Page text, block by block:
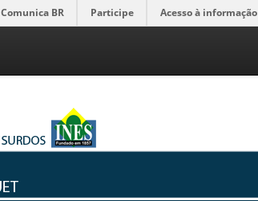
Comunica BR Participe Acesso à informação